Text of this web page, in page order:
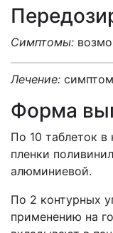
Симптомы:
Лечение:
Форма
По 10 таблеток в
пленки
алюминиевой.
По 2 контурных
применению на